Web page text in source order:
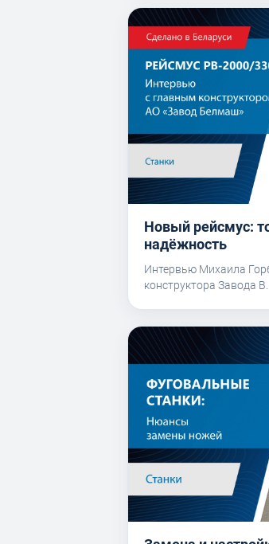
Новый рейсмус:
надёжность
Интервью Михаила
конструктора Завода B...